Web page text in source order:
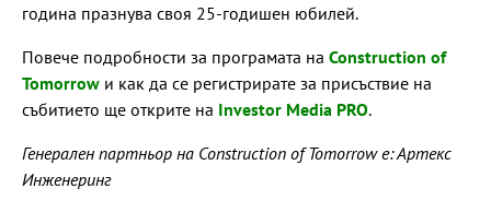
година празнува своя 25-годишен юбилей.
Повече подробности за програмата на Construction of
Tomorrow и как да се регистрирате за присъствие на
събитието ще открите на Investor Media PRO.
Генерален партньор на Construction of Tomorrow е: Артекс
Инженеринг